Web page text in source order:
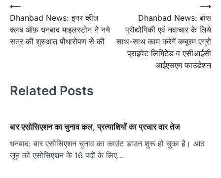
Post
navigation
⟵
Dhanbad News: इनर व्हील
क्लब ऑफ़ धनबाद माइलस्टोन ने नये
सत्र की शुरुआत पौधारोपण से की
Dhanbad News: बांस
प्रौद्योगिकी एवं नवाचार के लिये
साथ-साथ काम करेगें बम्बूरम एग्रो
प्राइवेट लिमिटेड व एसीआईसी
आईएसएम फाउंडेशन
⟶
Related Posts
बार एसोसिएशन का चुनाव कल, प्रत्याशियों का प्रचार वार तेज
धनबाद: बार एसोसिएशन चुनाव का काउंट डाउन शुरू हो चुका है। आठ
जून को एसोसिएशन के 16 पदों के लिए…